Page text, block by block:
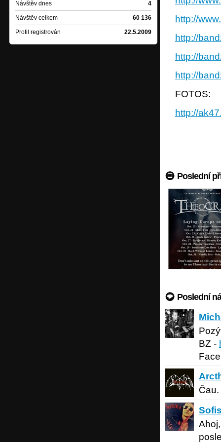
Návštěv dnes 4
Návštěv celkem 60 136
Profil registrován 22.5.2009
http://
http://
http://
http://
FOTOS:
http://
Poslední
Poslední
BZ -